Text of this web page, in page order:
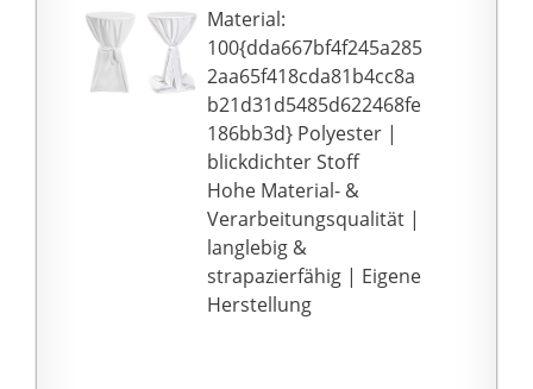
86bb3d} Elasthan)
lassen sich die
Stehtischhussen im
Handumdrehen bei
runden Steh- oder
Bistrotischen mit einem
Durchmesser von 70 -
75 cm anbringen. Die
extra eingenähten
Verstärkungen für die
vier Tischfüße sorgen
Material:
100{dda667bf4f245a285
2aa65f418cda81b4cc8a
b21d31d5485d622468fe
186bb3d} Polyester |
blickdichter Stoff
Hohe Material- &
Verarbeitungsqualität |
langlebig &
strapazierfähig | Eigene
Herstellung